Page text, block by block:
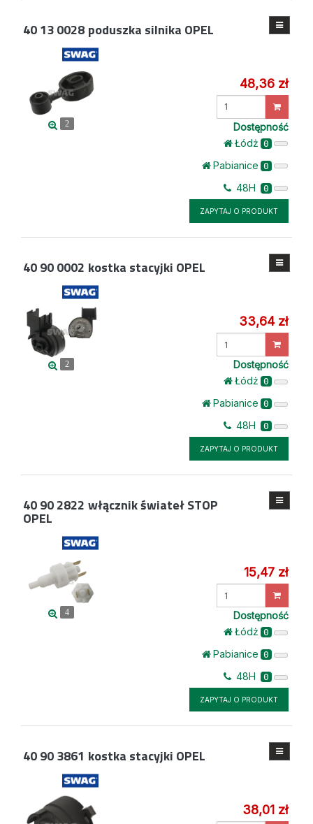
40 13 0028 poduszka silnika OPEL
2
48,36 zł
Wprowadź
Dostępność
Łódż 0
Pabianice 0
48H 0
ZAPYTAJ O PRODUKT
40 90 0002 kostka stacyjki OPEL
2
33,64 zł
Dostępność
Łódż 0
Pabianice 0
48H 0
ZAPYTAJ O PRODUKT
40 90 2822 włącznik świateł STOP
OPEL
4
15,47 zł
Dostępność
Łódż 0
Pabianice 0
48H 0
ZAPYTAJ O PRODUKT
40 90 3861 kostka stacyjki OPEL
38,01 zł